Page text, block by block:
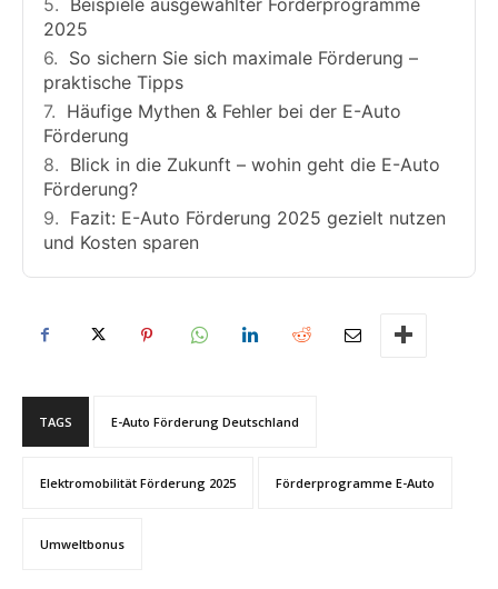
2025
So sichern Sie sich maximale Förderung –
praktische Tipps
Häufige Mythen & Fehler bei der E-Auto
Förderung
Blick in die Zukunft – wohin geht die E-Auto
Förderung?
Fazit: E-Auto Förderung 2025 gezielt nutzen
und Kosten sparen
TAGS E-Auto Förderung Deutschland
Elektromobilität Förderung 2025 Förderprogramme E-Auto
Umweltbonus